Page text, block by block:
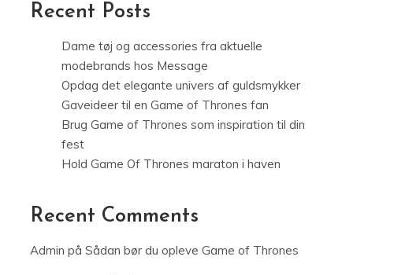
Recent Posts
Dame tøj og accessories fra aktuelle
modebrands hos Message
Opdag det elegante univers af guldsmykker
Gaveideer til en Game of Thrones fan
Brug Game of Thrones som inspiration til din
fest
Hold Game Of Thrones maraton i haven
Recent Comments
Admin på Sådan bør du opleve Game of Thrones